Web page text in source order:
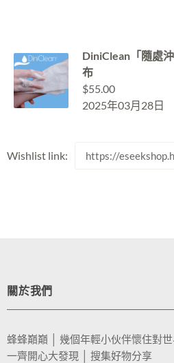
DiniClean「隨處
布
$55.00
2025年03月28日
Wishlist link:
關於我們
蜂蜂巔巔 │ 幾個年輕小伙伴懷住對
一齊開心大發現 │ 搜集好物分享